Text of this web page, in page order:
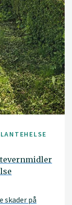
skader på